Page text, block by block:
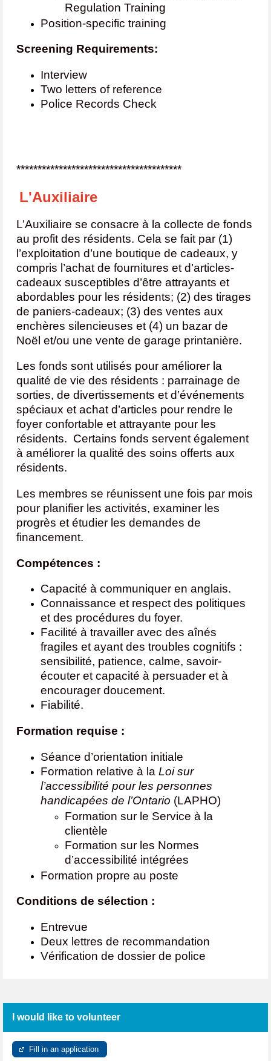
Regulation Training
Position-specific training
Screening Requirements:
Interview
Two letters of reference
Police Records Check
***************************************
L'Auxiliaire
L’Auxiliaire se consacre à la collecte de fonds
au profit des résidents. Cela se fait par (1)
l’exploitation d’une boutique de cadeaux, y
compris l’achat de fournitures et d’articles-
cadeaux susceptibles d’être attrayants et
abordables pour les résidents; (2) des tirages
de paniers-cadeaux; (3) des ventes aux
enchères silencieuses et (4) un bazar de
Noël et/ou une vente de garage printanière.
Les fonds sont utilisés pour améliorer la
qualité de vie des résidents : parrainage de
sorties, de divertissements et d’événements
spéciaux et achat d’articles pour rendre le
foyer confortable et attrayante pour les
résidents. Certains fonds servent également
à améliorer la qualité des soins offerts aux
résidents.
Les membres se réunissent une fois par mois
pour planifier les activités, examiner les
progrès et étudier les demandes de
financement.
Compétences :
Capacité à communiquer en anglais.
Connaissance et respect des politiques
et des procédures du foyer.
Facilité à travailler avec des aînés
fragiles et ayant des troubles cognitifs :
sensibilité, patience, calme, savoir-
écouter et capacité à persuader et à
encourager doucement.
Fiabilité.
Formation requise :
Séance d’orientation initiale
Formation relative à la Loi sur
l’accessibilité pour les personnes
handicapées de l’Ontario (LAPHO)
Formation sur le Service à la
clientèle
Formation sur les Normes
d’accessibilité intégrées
Formation propre au poste
Conditions de sélection :
Entrevue
Deux lettres de recommandation
Vérification de dossier de police
I would like to volunteer
Fill in an application